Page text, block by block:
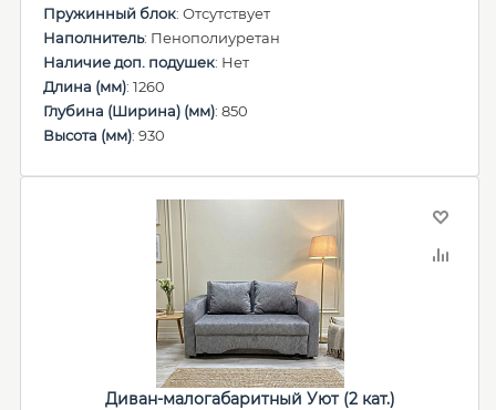
Пружинный блок: Отсутствует
Наполнитель: Пенополиуретан
Наличие доп. подушек: Нет
Длина (мм): 1260
Глубина (Ширина) (мм): 850
Высота (мм): 930
Диван-малогабаритный Уют (2 кат.)